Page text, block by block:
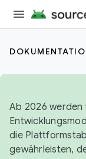
Ab 2026 werden
die
gewährleisten,